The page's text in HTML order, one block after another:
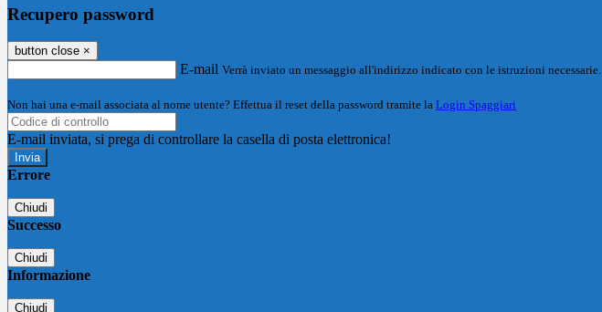
Recupero password
button close ×
E-mail Verrà inviato un messaggio all'indirizzo indicato con le istruzioni necessarie.
Non hai una e-mail associata al nome utente? Effettua il reset della password tramite la Login Spaggiari
E-mail inviata, si prega di controllare la casella di posta elettronica!
Errore
Chiudi
Successo
Chiudi
Informazione
Chiudi